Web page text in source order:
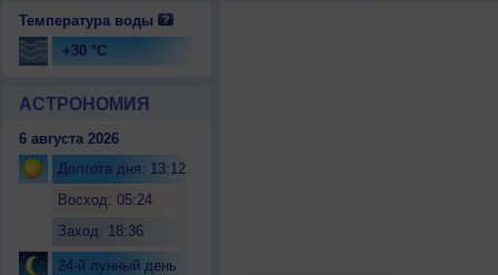
Температура воды
+30 °C
АСТРОНОМИЯ
6 августа 2026
Долгота дня: 13:12
Восход: 05:24
Заход: 18:36
24-й лунный день